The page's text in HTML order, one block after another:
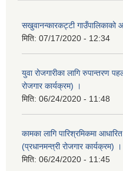
सखुवानन्कारकट्टी गाउँपालिकाको
मिति: 07/17/2020 - 12:34
युवा रोजगारीका लागि रुपान्तरण
रोजगार कार्यक्रम) ।
मिति: 06/24/2020 - 11:48
कामका लागि पारिश्रमिकमा
(प्रधानमन्त्री रोजगार कार्यक्रम) ।
मिति: 06/24/2020 - 11:45